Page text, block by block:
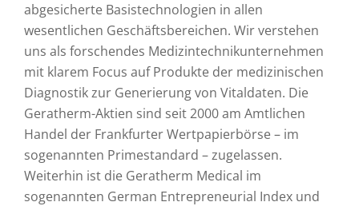
abgesicherte Basistechnologien in allen
wesentlichen Geschäftsbereichen. Wir verstehen
uns als forschendes Medizintechnikunternehmen
mit klarem Focus auf Produkte der medizinischen
Diagnostik zur Generierung von Vitaldaten. Die
Geratherm-Aktien sind seit 2000 am Amtlichen
Handel der Frankfurter Wertpapierbörse – im
sogenannten Primestandard – zugelassen.
Weiterhin ist die Geratherm Medical im
sogenannten German Entrepreneurial Index und